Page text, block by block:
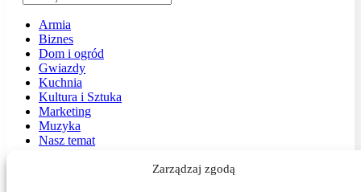
Zarządzaj zgodą
Armia
Biznes
Dom i ogród
Gwiazdy
Kuchnia
Kultura i Sztuka
Marketing
Muzyka
Nasz temat